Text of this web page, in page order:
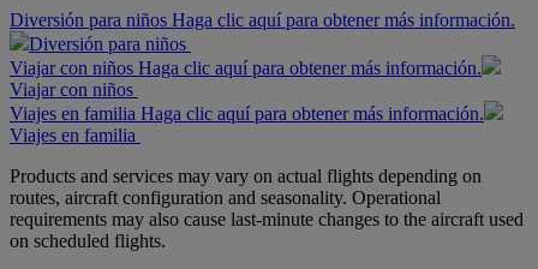
Diversión para niños Haga clic aquí para obtener más información.
Diversión para niños
Viajar con niños Haga clic aquí para obtener más información.
Viajar con niños
Viajes en familia Haga clic aquí para obtener más información.
Viajes en familia
Products and services may vary on actual flights depending on
routes, aircraft configuration and seasonality. Operational
requirements may also cause last-minute changes to the aircraft used
on scheduled flights.